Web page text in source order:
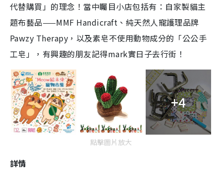
代替購買」的理念！當中矚目小店包括有：自家製貓主
題布藝品——MMF Handicraft、純天然人寵護理品牌
Pawzy Therapy，以及素皂不使用動物成分的「公公手
工皂」，有興趣的朋友記得mark實日子去行街！
+4
點擊圖片放大
詳情